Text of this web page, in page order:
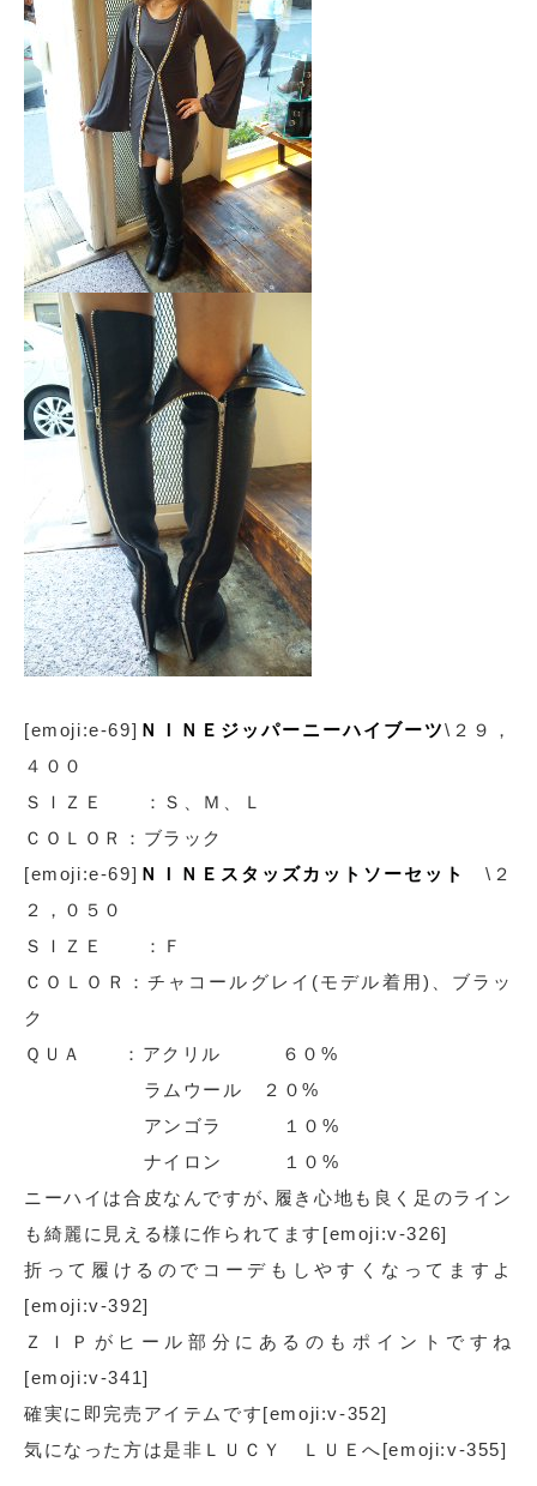
[emoji:e-69] ＮＩＮＥジッパーニーハイブーツ\２９，
４００
ＳＩＺＥ ：Ｓ、Ｍ、Ｌ
ＣＯＬＯＲ：ブラック
[emoji:e-69] ＮＩＮＥスタッズカットソーセット
\２
２，０５０
ＳＩＺＥ ：Ｆ
ＣＯＬＯＲ：チャコールグレイ(モデル着用)、ブラッ
ク
ＱＵＡ ：アクリル ６０%
ラムウール ２０%
アンゴラ １０%
ナイロン １０%
ニーハイは合皮なんですが､履き心地も良く足のライン
も綺麗に見える様に作られてます[emoji:v-326]
折って履けるのでコーデもしやすくなってますよ
[emoji:v-392]
ＺＩＰがヒール部分にあるのもポイントですね
[emoji:v-341]
確実に即完売アイテムです[emoji:v-352]
気になった方は是非ＬＵＣＹ ＬＵＥへ[emoji:v-355]